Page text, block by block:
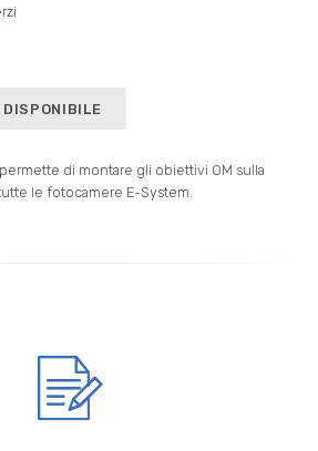
DISPONIBILE
di montare gli obiettivi OM sulla
le fotocamere E-System.